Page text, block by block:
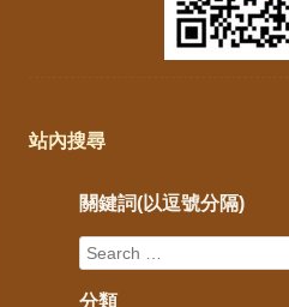
站內搜尋
關鍵詞(以逗號分隔)
分類